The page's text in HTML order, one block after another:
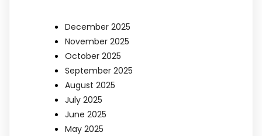
December 2025
November 2025
October 2025
September 2025
August 2025
July 2025
June 2025
May 2025